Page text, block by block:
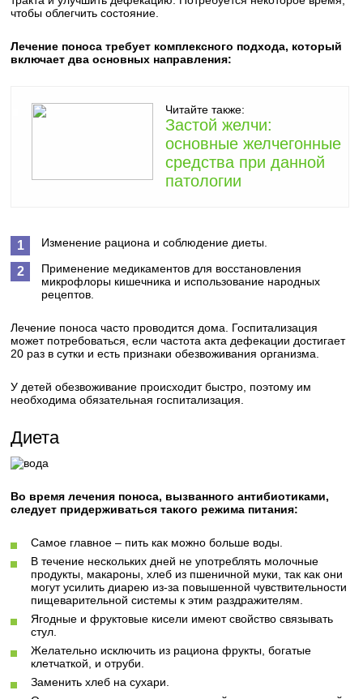
чтобы облегчить состояние.
Лечение поноса требует комплексного подхода, который
включает два основных направления:
Читайте также:
Застой желчи:
основные желчегонные
средства при данной
патологии
Изменение рациона и соблюдение диеты.
Применение медикаментов для восстановления
микрофлоры кишечника и использование народных
рецептов.
Лечение поноса часто проводится дома. Госпитализация
может потребоваться, если частота акта дефекации достигает
20 раз в сутки и есть признаки обезвоживания организма.
У детей обезвоживание происходит быстро, поэтому им
необходима обязательная госпитализация.
Диета
Во время лечения поноса, вызванного антибиотиками,
следует придерживаться такого режима питания:
Самое главное – пить как можно больше воды.
В течение нескольких дней не употреблять молочные
продукты, макароны, хлеб из пшеничной муки, так как они
могут усилить диарею из-за повышенной чувствительности
пищеварительной системы к этим раздражителям.
Ягодные и фруктовые кисели имеют свойство связывать
стул.
Желательно исключить из рациона фрукты, богатые
клетчаткой, и отруби.
Заменить хлеб на сухари.